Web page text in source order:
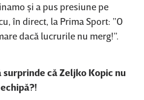
şi a pus presiune pe
în direct, la Prima Sport: ”O
dacă lucrurile nu merg!”.
surprinde că Zeljko Kopic nu